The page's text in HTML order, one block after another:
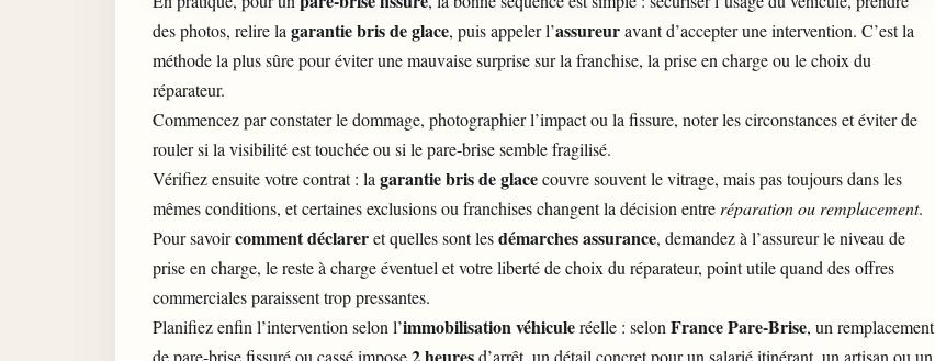
des photos, relire lagarantie bris de glace, puis appeler l’assureuravant d’accepter une intervention. C’est la
méthode la plus sûre pour éviter une mauvaise surprise sur la franchise, la prise en charge ou le choix du
réparateur.
Commencez par constater le dommage, photographier l’impact ou la fissure, noter les circonstances et éviter de
rouler si la visibilité est touchée ou si le pare-brise semble fragilisé.
Vérifiez ensuite votre contrat : lagarantie bris de glacecouvre souvent le vitrage, mais pas toujours dans les
mêmes conditions, et certaines exclusions ou franchises changent la décision entreréparation ou remplacement.
Pour savoircomment déclareret quelles sont lesdémarches assurance, demandez à l’assureur le niveau de
prise en charge, le reste à charge éventuel et votre liberté de choix du réparateur, point utile quand des offres
commerciales paraissent trop pressantes.
Planifiez enfin l’intervention selon l’immobilisation véhiculeréelle : selonFrance Pare-Brise, un remplacement